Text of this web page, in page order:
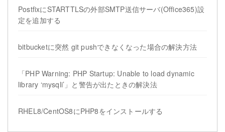
PostfixにSTARTTLSの外部SMTP送信サーバ(Office365)設
定を追加する
bitbucketに突然 git pushできなくなった場合の解決方法
「PHP Warning: PHP Startup: Unable to load dynamic
library ‘mysqli’」と警告が出たときの解決法
RHEL8/CentOS8にPHP8をインストールする